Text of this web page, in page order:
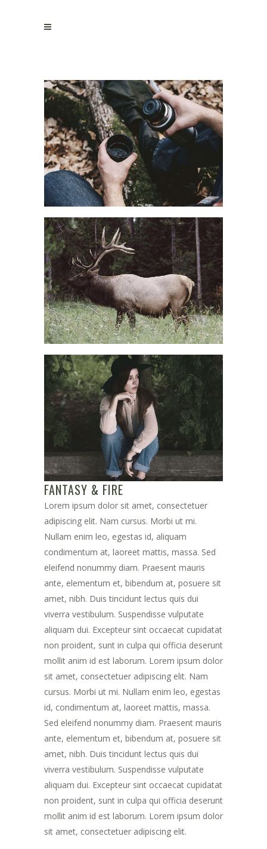
FANTASY & FIRE
Lorem ipsum dolor sit amet, consectetuer
adipiscing elit. Nam cursus. Morbi ut mi.
Nullam enim leo, egestas id, aliquam
condimentum at, laoreet mattis, massa. Sed
eleifend nonummy diam. Praesent mauris
ante, elementum et, bibendum at, posuere sit
amet, nibh. Duis tincidunt lectus quis dui
viverra vestibulum. Suspendisse vulputate
aliquam dui. Excepteur sint occaecat cupidatat
non proident, sunt in culpa qui officia deserunt
mollit anim id est laborum. Lorem ipsum dolor
sit amet, consectetuer adipiscing elit. Nam
cursus. Morbi ut mi. Nullam enim leo, egestas
id, condimentum at, laoreet mattis, massa.
Sed eleifend nonummy diam. Praesent mauris
ante, elementum et, bibendum at, posuere sit
amet, nibh. Duis tincidunt lectus quis dui
viverra vestibulum. Suspendisse vulputate
aliquam dui. Excepteur sint occaecat cupidatat
non proident, sunt in culpa qui officia deserunt
mollit anim id est laborum. Lorem ipsum dolor
sit amet, consectetuer adipiscing elit.